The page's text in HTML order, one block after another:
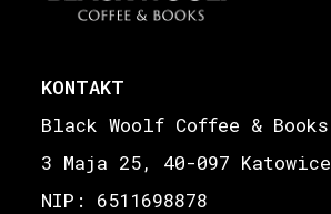
KONTAKT
Black Woolf Coffee & Books
3 Maja 25, 40-097 Katowice
NIP: 6511698878